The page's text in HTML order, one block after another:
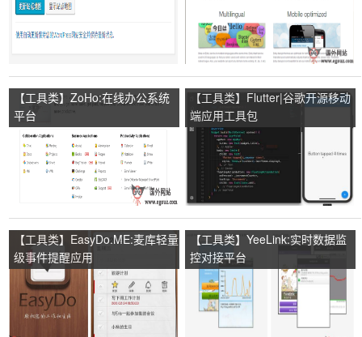
【工具类】ZoHo:在线办公系统
平台
【工具类】Flutter|谷歌开源移动
端应用工具包
【工具类】EasyDo.ME:麦库轻量
级事件提醒应用
【工具类】YeeLink:实时数据监
控对接平台